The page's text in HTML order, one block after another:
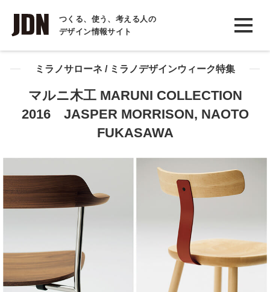
つくる、使う、考える人の
デザイン情報サイト
INTERVIEW
インタビュー
REPORT
COLUMN
ミラノサローネ / ミラノデザインウィーク特集
マルニ木工 MARUNI COLLECTION
2016 JASPER MORRISON, NAOTO
FUKASAWA